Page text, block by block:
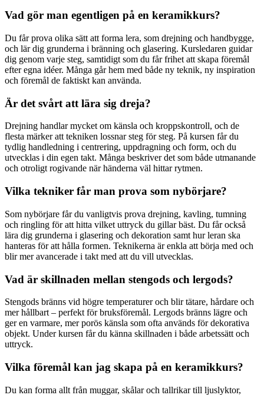
Vad gör man egentligen på en keramikkurs?
Du får prova olika sätt att forma lera, som drejning och handbygge,
och lär dig grunderna i bränning och glasering. Kursledaren guidar
dig genom varje steg, samtidigt som du får frihet att skapa föremål
efter egna idéer. Många går hem med både ny teknik, ny inspiration
och föremål de faktiskt kan använda.
Är det svårt att lära sig dreja?
Drejning handlar mycket om känsla och kroppskontroll, och de
flesta märker att tekniken lossnar steg för steg. På kursen får du
tydlig handledning i centrering, uppdragning och form, och du
utvecklas i din egen takt. Många beskriver det som både utmanande
och otroligt rogivande när händerna väl hittar rytmen.
Vilka tekniker får man prova som nybörjare?
Som nybörjare får du vanligtvis prova drejning, kavling, tumning
och ringling för att hitta vilket uttryck du gillar bäst. Du får också
lära dig grunderna i glasering och dekoration samt hur leran ska
hanteras för att hålla formen. Teknikerna är enkla att börja med och
blir mer avancerade i takt med att du vill utvecklas.
Vad är skillnaden mellan stengods och lergods?
Stengods bränns vid högre temperaturer och blir tätare, hårdare och
mer hållbart – perfekt för bruksföremål. Lergods bränns lägre och
ger en varmare, mer porös känsla som ofta används för dekorativa
objekt. Under kursen får du känna skillnaden i både arbetssätt och
uttryck.
Vilka föremål kan jag skapa på en keramikkurs?
Du kan forma allt från muggar, skålar och tallrikar till ljuslyktor,